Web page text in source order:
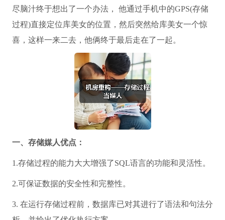
尽脑汁终于想出了一个办法， 他通过手机中的GPS(存储
过程)直接定位库美女的位置，然后突然给库美女一个惊
喜，这样一来二去，他俩终于最后走在了一起。
一、存储媒人优点：
1.存储过程的能力大大增强了SQL语言的功能和灵活性。
2.可保证数据的安全性和完整性。
3. 在运行存储过程前，数据库已对其进行了语法和句法分